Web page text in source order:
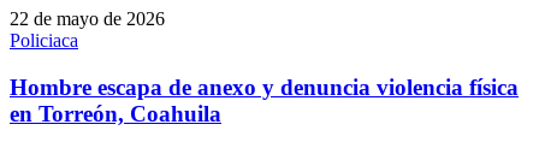
22 de mayo de 2026
Policiaca
Hombre escapa de anexo y denuncia violencia física
en Torreón, Coahuila